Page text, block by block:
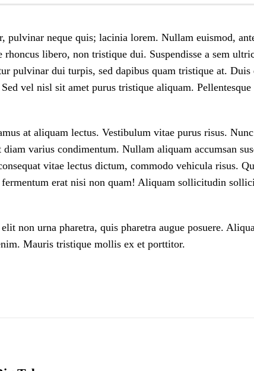
neque quis; lacinia lorem. Nullam euismod,
libero, non tristique dui. Suspendisse a sem
pulvinar dui turpis, sed dapibus quam tristique at. Duis
vel nisl sit amet purus tristique aliquam. Pellentesque
at aliquam lectus. Vestibulum vitae purus risus.
varius condimentum. Nullam aliquam accumsan
vitae lectus dictum, commodo vehicula risus.
erat nisi non quam! Aliquam sollicitudin
non urna pharetra, quis pharetra augue posuere.
Mauris tristique mollis ex et porttitor.